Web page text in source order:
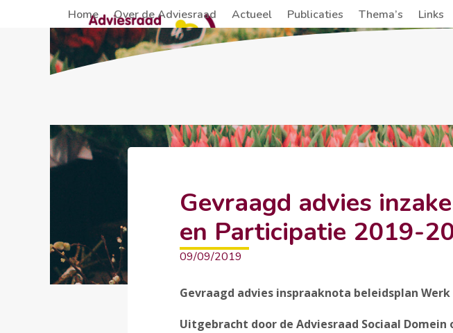
Home Over de Adviesraad Actueel Publicaties Thema’s Links
Gevraagd advies
en Participatie 2019-
09/09/2019
Gevraagd advies inspraaknota beleidsplan
Uitgebracht door de Adviesraad Sociaal Domein